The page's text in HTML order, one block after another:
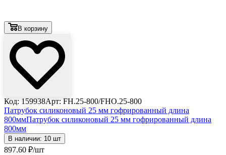
В корзину
Код: 159938Арт: FH.25-800/FHO.25-800
Патрубок силиконовый 25 мм гофрированный длина
800ммПатрубок силиконовый 25 мм гофрированный длина
800мм
В наличии: 10 шт
897.60 ₽/шт